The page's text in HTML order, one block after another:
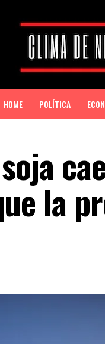
HOME POLÍTICA
la